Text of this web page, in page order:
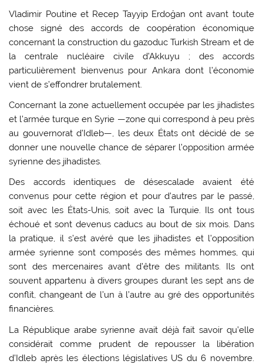
Vladimir Poutine et Recep Tayyip Erdoğan ont avant toute
chose signé des accords de coopération économique
concernant la construction du gazoduc Turkish Stream et de
la centrale nucléaire civile d’Akkuyu ; des accords
particulièrement bienvenus pour Ankara dont l’économie
vient de s’effondrer brutalement.
Concernant la zone actuellement occupée par les jihadistes
et l’armée turque en Syrie —zone qui correspond à peu près
au gouvernorat d’Idleb—, les deux États ont décidé de se
donner une nouvelle chance de séparer l’opposition armée
syrienne des jihadistes.
Des accords identiques de désescalade avaient été
convenus pour cette région et pour d’autres par le passé,
soit avec les États-Unis, soit avec la Turquie. Ils ont tous
échoué et sont devenus caducs au bout de six mois. Dans
la pratique, il s’est avéré que les jihadistes et l’opposition
armée syrienne sont composés des mêmes hommes, qui
sont des mercenaires avant d’être des militants. Ils ont
souvent appartenu à divers groupes durant les sept ans de
conflit, changeant de l’un à l’autre au gré des opportunités
financières.
La République arabe syrienne avait déjà fait savoir qu’elle
considérait comme prudent de repousser la libération
d’Idleb après les élections législatives US du 6 novembre.